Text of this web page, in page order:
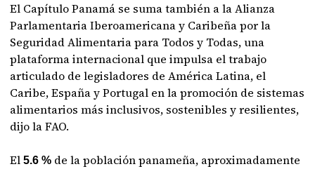
El Capítulo Panamá se suma también a la Alianza
Parlamentaria Iberoamericana y Caribeña por la
Seguridad Alimentaria para Todos y Todas, una
plataforma internacional que impulsa el trabajo
articulado de legisladores de América Latina, el
Caribe, España y Portugal en la promoción de sistemas
alimentarios más inclusivos, sostenibles y resilientes,
dijo la FAO.
El 5.6 % de la población panameña, aproximadamente